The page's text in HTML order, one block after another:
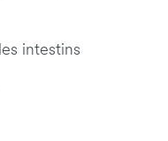
intestins